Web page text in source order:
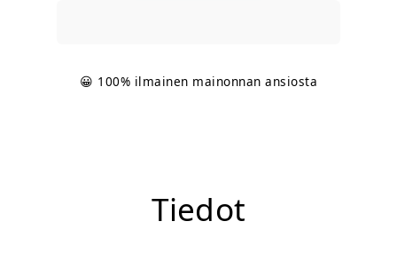
😀 100% ilmainen mainonnan ansiosta
Tiedot